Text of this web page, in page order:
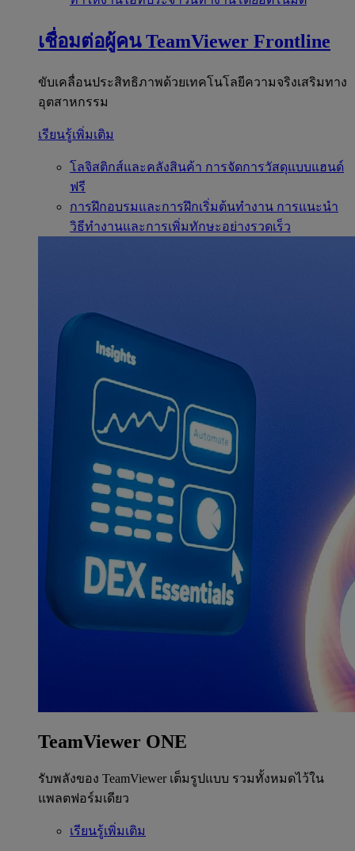
เชื่อมต่อผู้คน TeamViewer Frontline
ขับเคลื่อนประสิทธิภาพด้วยเทคโนโลยีความจริงเสริมทาง
อุตสาหกรรม
เรียนรู้เพิ่มเติม
โลจิสติกส์และคลังสินค้า การจัดการวัสดุแบบแฮนด์
ฟรี
การฝึกอบรมและการฝึกเริ่มต้นทำงาน การแนะนำ
วิธีทำงานและการเพิ่มทักษะอย่างรวดเร็ว
TeamViewer ONE
รับพลังของ TeamViewer เต็มรูปแบบ รวมทั้งหมดไว้ใน
แพลตฟอร์มเดียว
เรียนรู้เพิ่มเติม